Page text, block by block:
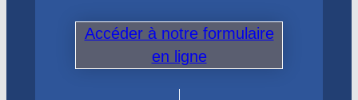
Accéder à notre formulaire
en ligne